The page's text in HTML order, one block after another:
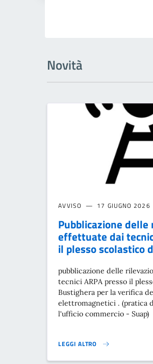
Novità
AVVISO 17 GIUGNO 2026
Pubblicazione
effettuate dai
il plesso scolastico
pubblicazione delle
tecnici ARPA presso il
Bustighera per la verifica
elettromagnetici . (pratica
l'ufficio commercio - Suap)
LEGGI ALTRO
PUBBLICAZIONE DELLE